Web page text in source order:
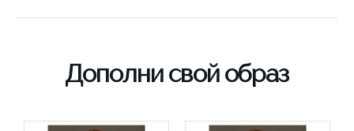
Дополни свой образ